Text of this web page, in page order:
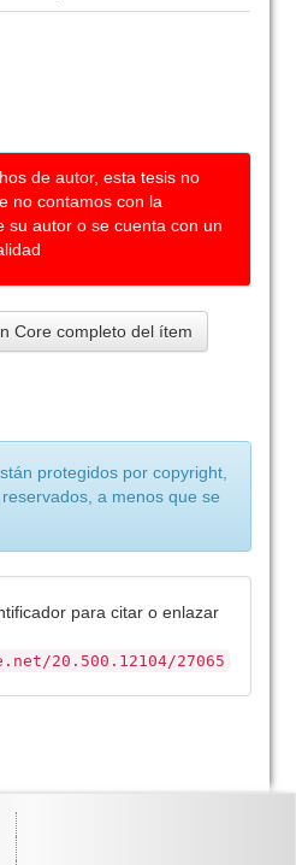
de autor, esta tesis no
no contamos con la
su autor o se cuenta con un
Core completo del ítem
protegidos por copyright,
a menos que se
para citar o enlazar
20.500.12104/27065